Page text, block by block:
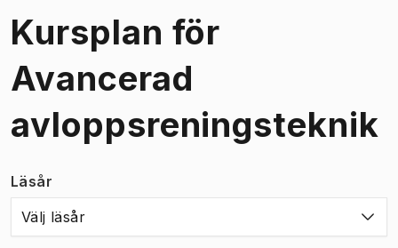
Kursplan för
Avancerad
avloppsreningsteknik
Läsår
Välj läsår